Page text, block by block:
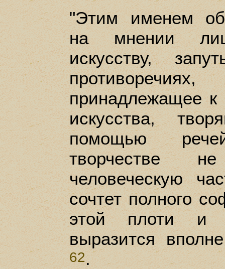
"Этим именем
на мнении
искусству,
принадлежащее к
искусства,
помощью
творчестве
человеческую
сочтет полного
этой плоти и
выразится
62.